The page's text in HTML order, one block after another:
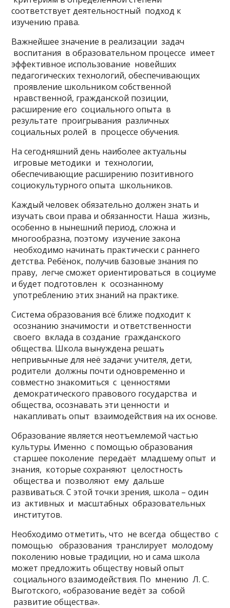
соответствует деятельностный подход к
изучению права.
Важнейшее значение в реализации задач
воспитания в образовательном процессе имеет
эффективное использование новейших
педагогических технологий, обеспечивающих
проявление школьником собственной
нравственной, гражданской позиции,
расширение его социального опыта в
результате проигрывания различных
социальных ролей в процессе обучения.
На сегодняшний день наиболее актуальны
игровые методики и технологии,
обеспечивающие расширению позитивного
социокультурного опыта школьников.
Каждый человек обязательно должен знать и
изучать свои права и обязанности. Наша жизнь,
особенно в нынешний период, сложна и
многообразна, поэтому изучение закона
необходимо начинать практически с раннего
детства. Ребёнок, получив базовые знания по
праву, легче сможет ориентироваться в социуме
и будет подготовлен к осознанному
употреблению этих знаний на практике.
Система образования всё ближе подходит к
осознанию значимости и ответственности
своего вклада в создание гражданского
общества. Школа вынуждена решать
непривычные для неё задачи: учителя, дети,
родители должны почти одновременно и
совместно знакомиться с ценностями
демократического правового государства и
общества, осознавать эти ценности и
накапливать опыт взаимодействия на их основе.
Образование является неотъемлемой частью
культуры. Именно с помощью образования
старшее поколение передаёт младшему опыт и
знания, которые сохраняют целостность
общества и позволяют ему дальше
развиваться. С этой точки зрения, школа – один
из активных и масштабных образовательных
институтов.
Необходимо отметить, что не всегда общество с
помощью образования транслирует молодому
поколению новые традиции, но и сама школа
может предложить обществу новый опыт
социального взаимодействия. По мнению Л. С.
Выготского, «образование ведёт за собой
развитие общества».